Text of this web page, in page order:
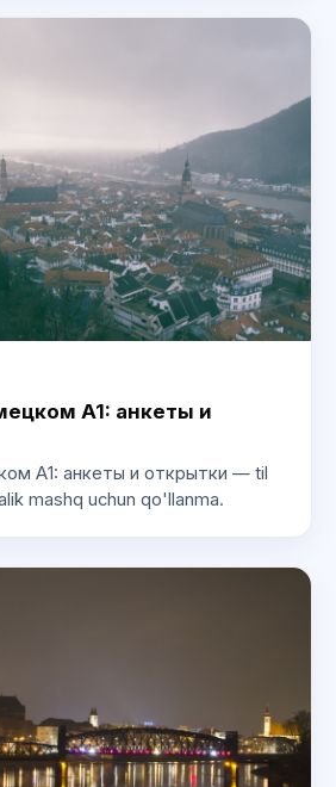
A1: анкеты и
A1: анкеты и открытки — til
mashq uchun qo'llanma.